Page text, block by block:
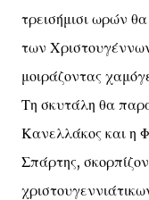
τρεισήμισι ωρών
των
μοιράζοντας
Τη σκυτάλη θα
Κανελλάκος και η
Σπάρτης,